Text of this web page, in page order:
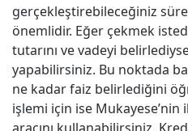
gerçekleştirebileceğiniz
önemlidir. Eğer çekmek
tutarını ve vadeyi
yapabilirsiniz. Bu noktada
ne kadar faiz belirlediğini
işlemi için ise